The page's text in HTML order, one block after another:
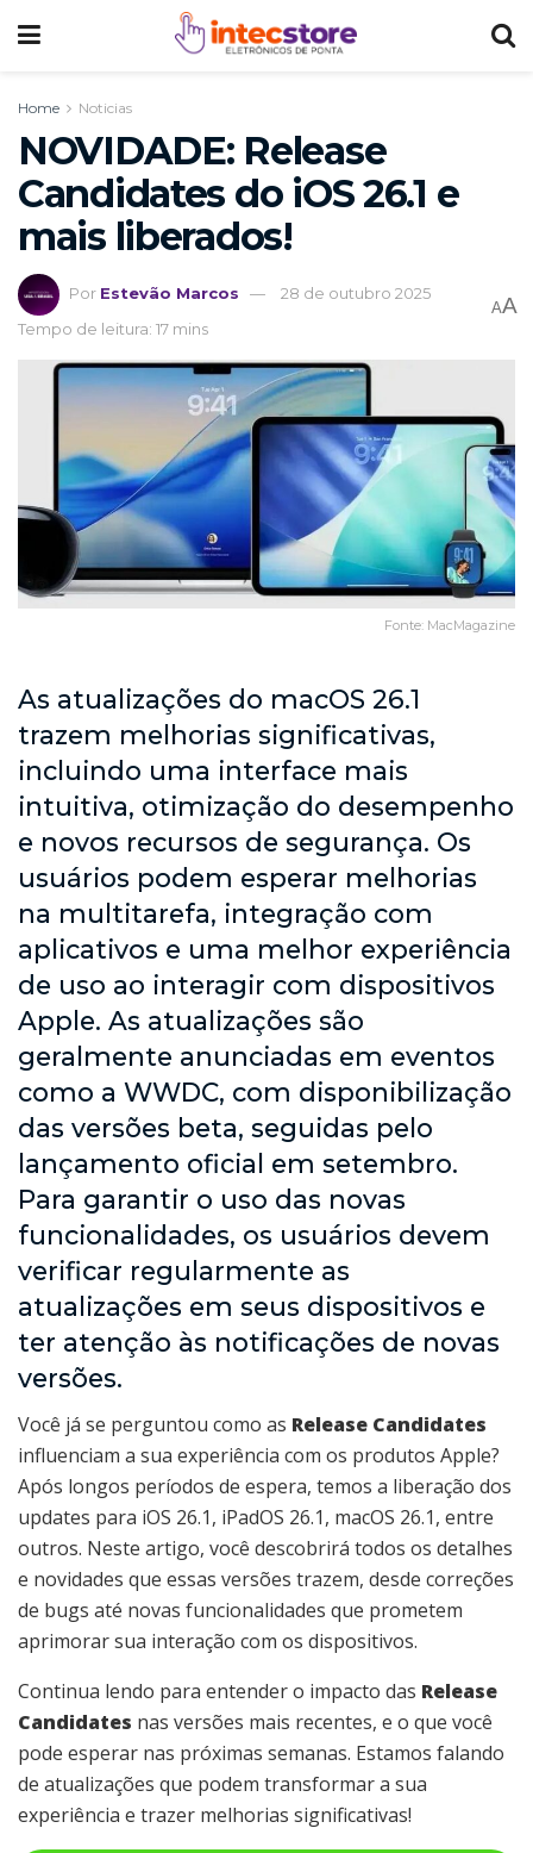
Home Noticias
NOVIDADE: Release
Candidates do iOS 26.1 e
mais liberados!
Por Estevão Marcos
28 de outubro 2025
Tempo de leitura: 17 mins
AA
Fonte: MacMagazine
As atualizações do macOS 26.1
trazem melhorias significativas,
incluindo uma interface mais
intuitiva, otimização do desempenho
e novos recursos de segurança. Os
usuários podem esperar melhorias
na multitarefa, integração com
aplicativos e uma melhor experiência
de uso ao interagir com dispositivos
Apple. As atualizações são
geralmente anunciadas em eventos
como a WWDC, com disponibilização
das versões beta, seguidas pelo
lançamento oficial em setembro.
Para garantir o uso das novas
funcionalidades, os usuários devem
verificar regularmente as
atualizações em seus dispositivos e
ter atenção às notificações de novas
versões.
Você já se perguntou como as Release Candidates
influenciam a sua experiência com os produtos Apple?
Após longos períodos de espera, temos a liberação dos
updates para iOS 26.1, iPadOS 26.1, macOS 26.1, entre
outros. Neste artigo, você descobrirá todos os detalhes
e novidades que essas versões trazem, desde correções
de bugs até novas funcionalidades que prometem
aprimorar sua interação com os dispositivos.
Continua lendo para entender o impacto das Release
Candidates nas versões mais recentes, e o que você
pode esperar nas próximas semanas. Estamos falando
de atualizações que podem transformar a sua
experiência e trazer melhorias significativas!